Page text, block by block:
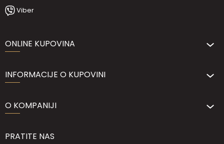
Viber
ONLINE KUPOVINA
INFORMACIJE O KUPOVINI
O KOMPANIJI
PRATITE NAS